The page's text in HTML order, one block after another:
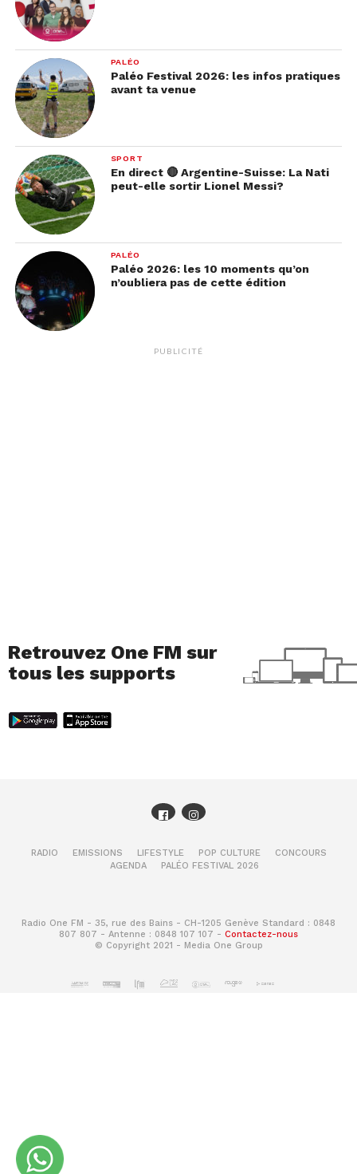
PALÉO
Paléo Festival 2026: les infos pratiques
avant ta venue
SPORT
En direct 🔴 Argentine-Suisse: La Nati
peut-elle sortir Lionel Messi?
PALÉO
Paléo 2026: les 10 moments qu’on
n’oubliera pas de cette édition
PUBLICITÉ
Retrouvez One FM sur
tous les supports
RADIO EMISSIONS LIFESTYLE POP CULTURE
CONCOURS
AGENDA
PALÉO FESTIVAL 2026
Radio One FM - 35, rue des Bains - CH-1205 Genève Standard : 0848
807 807 - Antenne : 0848 107 107 - Contactez-nous
© Copyright 2021 - Media One Group